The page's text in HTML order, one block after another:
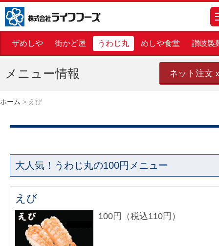
株式会社ライフフーズ
ザめしや 街かど屋 うわじ丸 めしや食堂 讃岐製
メニュー情報 ネット注文
ホーム > えび
大人気！うわじ丸の100円メニュー
えび
100円（税込110円）